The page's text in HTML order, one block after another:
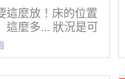
這麼放！床的位置
這麼多... 狀況是可